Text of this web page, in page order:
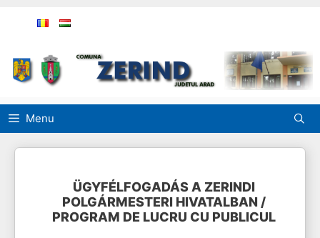
Menu
ÜGYFÉLFOGADÁS A ZERINDI
POLGÁRMESTERI HIVATALBAN /
PROGRAM DE LUCRU CU PUBLICUL